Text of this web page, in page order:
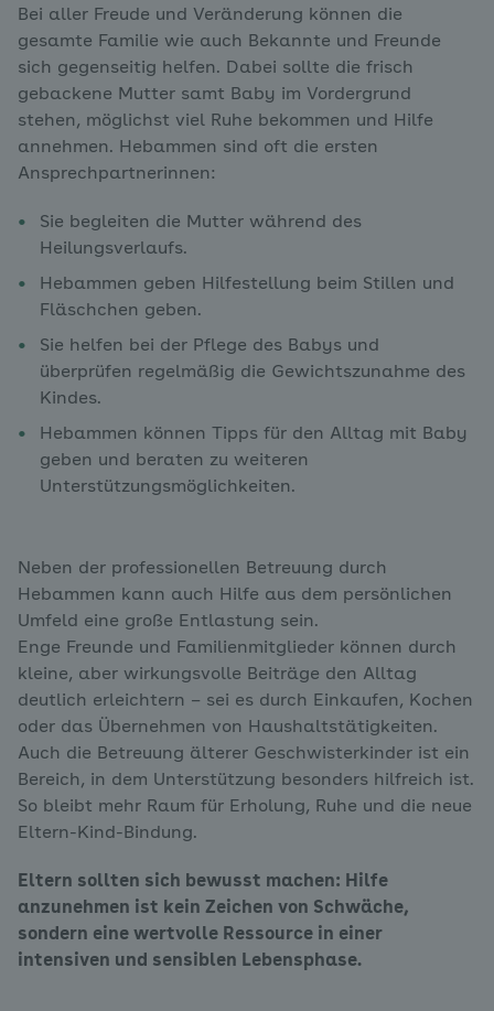
Bei aller Freude und Veränderung können die
gesamte Familie wie auch Bekannte und Freunde
sich gegenseitig helfen. Dabei sollte die frisch
gebackene Mutter samt Baby im Vordergrund
stehen, möglichst viel Ruhe bekommen und Hilfe
annehmen. Hebammen sind oft die ersten
Ansprechpartnerinnen:
Sie begleiten die Mutter während des
Heilungsverlaufs.
Hebammen geben Hilfestellung beim Stillen und
Fläschchen geben.
Sie helfen bei der Pflege des Babys und
überprüfen regelmäßig die Gewichtszunahme des
Kindes.
Hebammen können Tipps für den Alltag mit Baby
geben und beraten zu weiteren
Unterstützungsmöglichkeiten.
Neben der professionellen Betreuung durch
Hebammen kann auch Hilfe aus dem persönlichen
Umfeld eine große Entlastung sein.
Enge Freunde und Familienmitglieder können durch
kleine, aber wirkungsvolle Beiträge den Alltag
deutlich erleichtern – sei es durch Einkaufen, Kochen
oder das Übernehmen von Haushaltstätigkeiten.
Auch die Betreuung älterer Geschwisterkinder ist ein
Bereich, in dem Unterstützung besonders hilfreich ist.
So bleibt mehr Raum für Erholung, Ruhe und die neue
Eltern-Kind-Bindung.
Eltern sollten sich bewusst machen: Hilfe
anzunehmen ist kein Zeichen von Schwäche,
sondern eine wertvolle Ressource in einer
intensiven und sensiblen Lebensphase.